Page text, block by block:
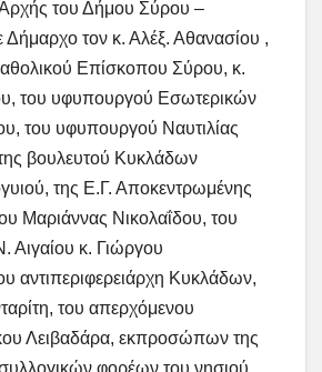
Αρχής του Δήμου Σύρου –
τον κ. Αλέξ. Αθανασίου ,
Επίσκοπου Σύρου, κ.
του υφυπουργού Εσωτερικών
του υφυπουργού Ναυτιλίας
βουλευτού Κυκλάδων
της Ε.Γ. Αποκεντρωμένης
Μαριάννας Νικολαΐδου, του
Αιγαίου κ. Γιώργου
αντιπεριφερειάρχη Κυκλάδων,
του απερχόμενου
Λειβαδάρα, εκπροσώπων της